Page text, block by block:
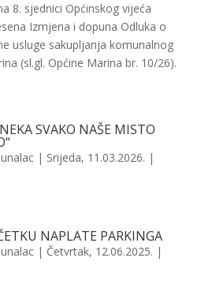
8. sjednici Općinskog vijeća
Izmjena i dopuna Odluka o
usluge sakupljanja komunalnog
(sl.gl. Općine Marina br. 10/26).
SVAKO NAŠE MISTO
| Srijeda, 11.03.2026. |
NAPLATE PARKINGA
| Četvrtak, 12.06.2025. |